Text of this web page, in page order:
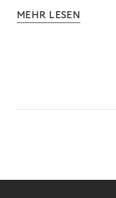
MEHR LESEN